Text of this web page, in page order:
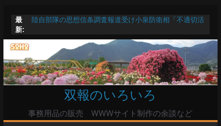
テ
ン
ツ
へ
ッ
最
新:
陸自部隊の思想信条調査報道受け小泉防衛相「不適切活
非難集中のFIFA会長を襲った“愛人スキャンダル”
お盆は関東・東北で平年より低い気温に お盆明けはま
た暑い
Windowsユーザーは公共の共有Wi-Fiは使うな?
高市首相とは隙間風が吹く鈴木憲和農水相
双報のいろいろ
事務用品の販売 WWWサイト制作の余談など